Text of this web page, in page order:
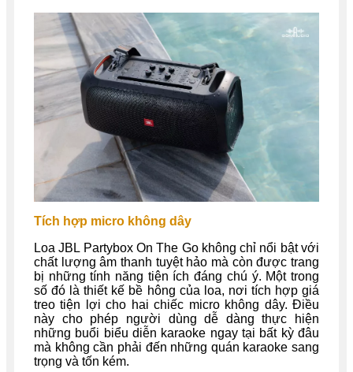
Tích hợp micro không dây
Loa JBL Partybox On The Go không chỉ nổi bật với
chất lượng âm thanh tuyệt hảo mà còn được trang
bị những tính năng tiện ích đáng chú ý. Một trong
số đó là thiết kế bề hông của loa, nơi tích hợp giá
treo tiện lợi cho hai chiếc micro không dây. Điều
này cho phép người dùng dễ dàng thực hiện
những buổi biểu diễn karaoke ngay tại bất kỳ đâu
mà không cần phải đến những quán karaoke sang
trọng và tốn kém.